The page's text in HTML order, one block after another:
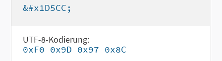
&#x1D5CC;
UTF-8-Kodierung:
0xF0 0x9D 0x97 0x8C